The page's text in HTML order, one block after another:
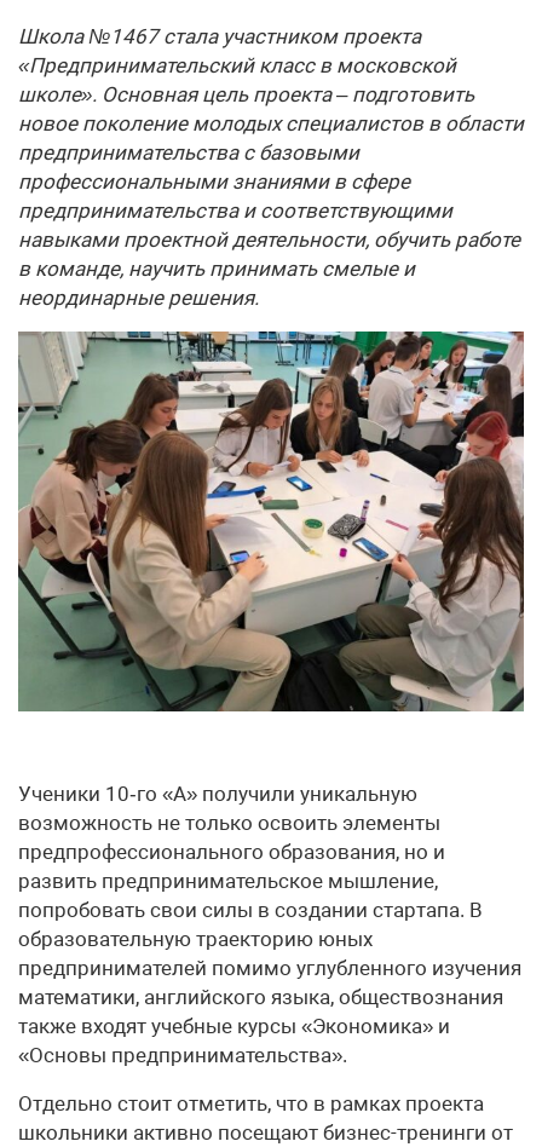
Школа №1467 стала участником проекта
«Предпринимательский класс в московской
школе». Основная цель проекта – подготовить
новое поколение молодых специалистов в области
предпринимательства с базовыми
профессиональными знаниями в сфере
предпринимательства и соответствующими
навыками проектной деятельности, обучить работе
в команде, научить принимать смелые и
неординарные решения.
Ученики 10‑го «А» получили уникальную
возможность не только освоить элементы
предпрофессионального образования, но и
развить предпринимательское мышление,
попробовать свои силы в создании стартапа. В
образовательную траекторию юных
предпринимателей помимо углубленного изучения
математики, английского языка, обществознания
также входят учебные курсы «Экономика» и
«Основы предпринимательства».
Отдельно стоит отметить, что в рамках проекта
школьники активно посещают бизнес-тренинги от